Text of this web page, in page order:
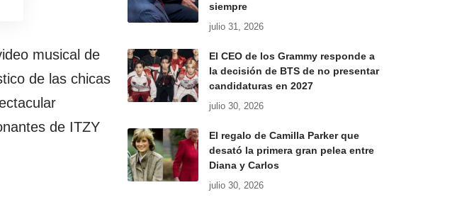
musical de
de las chicas
de ITZY
siempre
julio 31, 2026
El CEO de los Grammy responde a
la decisión de BTS de no presentar
candidaturas en 2027
julio 30, 2026
El regalo de Camilla Parker que
desató la primera gran pelea entre
Diana y Carlos
julio 30, 2026